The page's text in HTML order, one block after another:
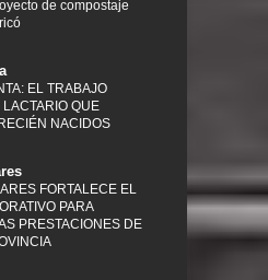
de compostaje
EL TRABAJO
QUE
NACIDOS
FORTALECE EL
PARA
PRESTACIONES DE